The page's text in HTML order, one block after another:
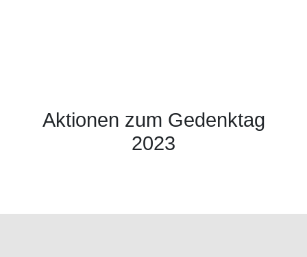
Aktionen zum Gedenktag
2023